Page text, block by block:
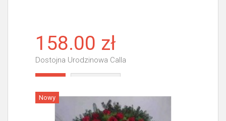
158.00 zł
Dostojna Urodzinowa Calla
Nowy